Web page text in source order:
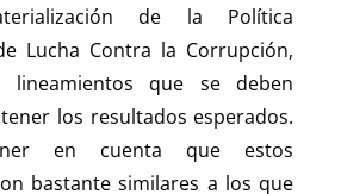
de la Política
Lucha Contra la Corrupción,
lineamientos que se deben
los resultados esperados.
en cuenta que estos
bastante similares a los que